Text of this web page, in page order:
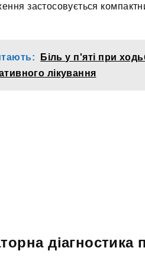
застосовується
Біль у п'яті при
лікування
діагностика